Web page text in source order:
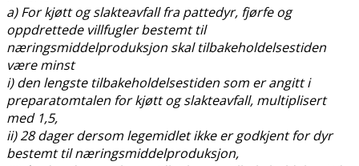
a) For kjøtt og slakteavfall fra pattedyr, fjørfe og
oppdrettede villfugler bestemt til
næringsmiddelproduksjon skal tilbakeholdelsestiden
være minst
i) den lengste tilbakeholdelsestiden som er angitt i
preparatomtalen for kjøtt og slakteavfall, multiplisert
med 1,5,
ii) 28 dager dersom legemidlet ikke er godkjent for dyr
bestemt til næringsmiddelproduksjon,